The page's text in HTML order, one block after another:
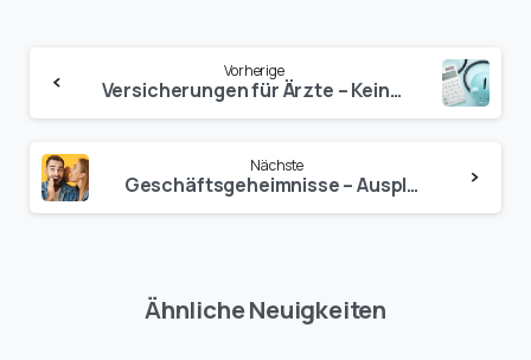
Vorherige
Versicherungen für Ärzte – Keine Lücken offenlassen
Nächste
Geschäftsgeheimnisse – Ausplaudern verboten
Ähnliche Neuigkeiten